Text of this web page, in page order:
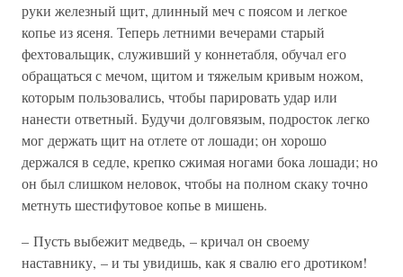
руки железный щит, длинный меч с поясом и легкое
копье из ясеня. Теперь летними вечерами старый
фехтовальщик, служивший у коннетабля, обучал его
обращаться с мечом, щитом и тяжелым кривым ножом,
которым пользовались, чтобы парировать удар или
нанести ответный. Будучи долговязым, подросток легко
мог держать щит на отлете от лошади; он хорошо
держался в седле, крепко сжимая ногами бока лошади; но
он был слишком неловок, чтобы на полном скаку точно
метнуть шестифутовое копье в мишень.
– Пусть выбежит медведь, – кричал он своему
наставнику, – и ты увидишь, как я свалю его дротиком!